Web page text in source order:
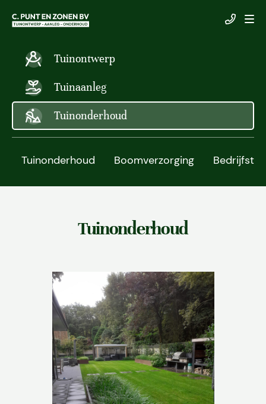
Tuinontwerp
Tuinaanleg
Tuinonderhoud
Tuinonderhoud Boomverzorging
Tuinonderhoud